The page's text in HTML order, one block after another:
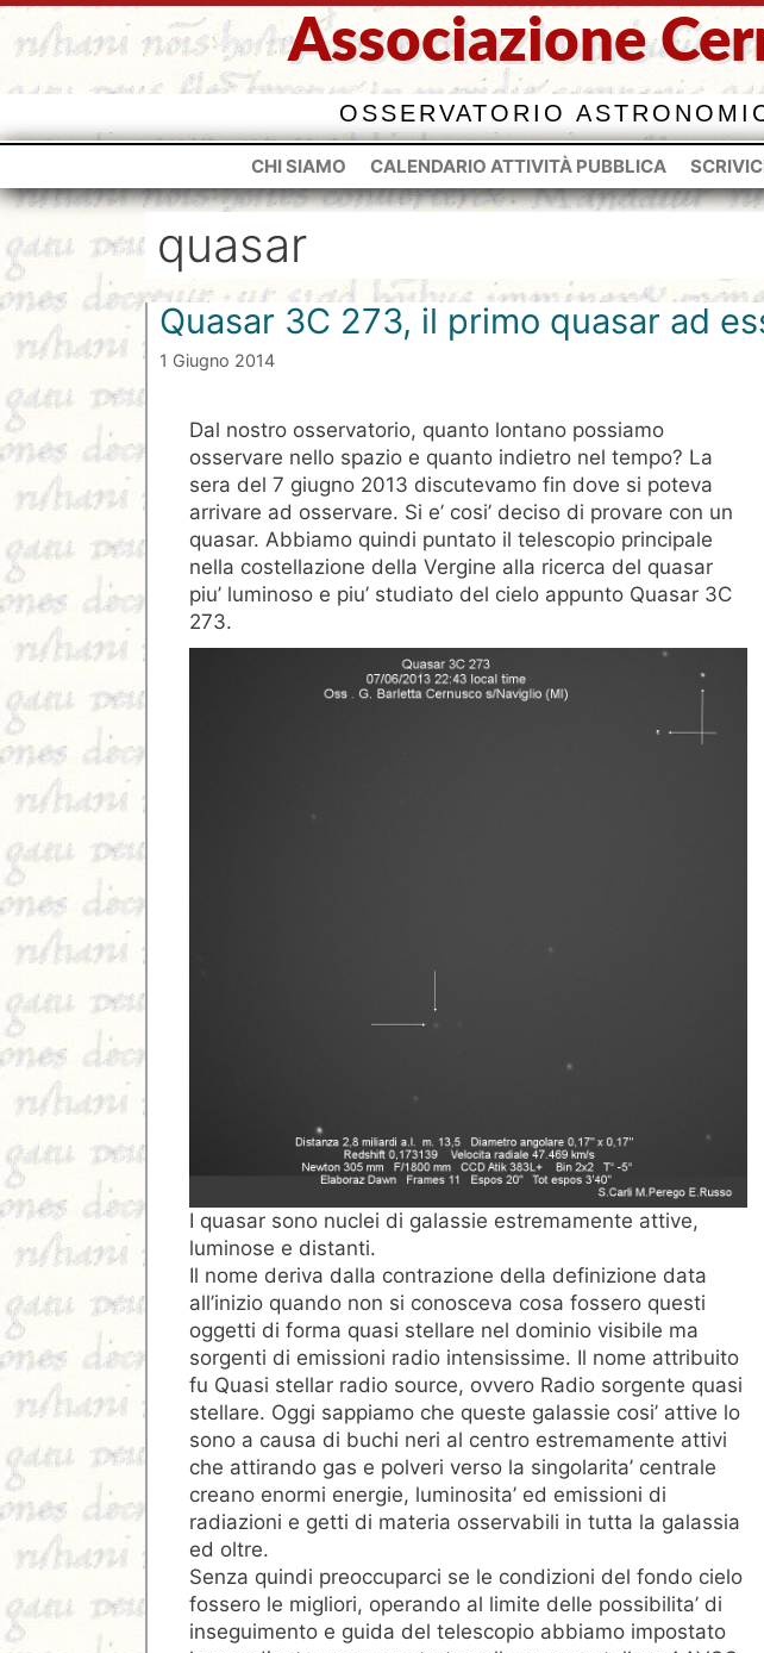
Vai
Associazione
OSSERVATORIO
CHI SIAMO CALENDARIO ATTIVITÀ PUBBLICA
quasar
Quasar 3C 273, il primo quasar ad
1 Giugno 2014
Dal nostro osservatorio, quanto lontano possiamo
osservare nello spazio e quanto indietro nel tempo? La
sera del 7 giugno 2013 discutevamo fin dove si poteva
arrivare ad osservare. Si e’ cosi’ deciso di provare con un
quasar. Abbiamo quindi puntato il telescopio principale
nella costellazione della Vergine alla ricerca del quasar
piu’ luminoso e piu’ studiato del cielo appunto Quasar 3C
273.
I quasar sono nuclei di galassie estremamente attive,
luminose e distanti.
Il nome deriva dalla contrazione della definizione data
all’inizio quando non si conosceva cosa fossero questi
oggetti di forma quasi stellare nel dominio visibile ma
sorgenti di emissioni radio intensissime. Il nome attribuito
fu Quasi stellar radio source, ovvero Radio sorgente quasi
stellare. Oggi sappiamo che queste galassie cosi’ attive lo
sono a causa di buchi neri al centro estremamente attivi
che attirando gas e polveri verso la singolarita’ centrale
creano enormi energie, luminosita’ ed emissioni di
radiazioni e getti di materia osservabili in tutta la galassia
ed oltre.
Senza quindi preoccuparci se le condizioni del fondo cielo
fossero le migliori, operando al limite delle possibilita’ di
inseguimento e guida del telescopio abbiamo impostato